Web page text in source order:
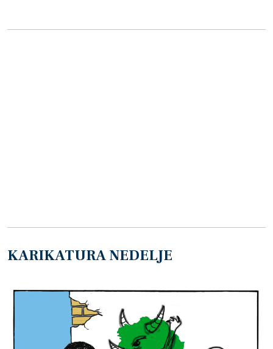
KARIKATURA NEDELJE